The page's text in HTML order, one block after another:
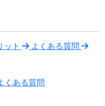
ット よくある質問
くある質問